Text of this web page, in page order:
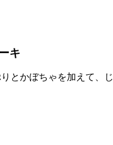
キ
とかぼちゃを加えて、